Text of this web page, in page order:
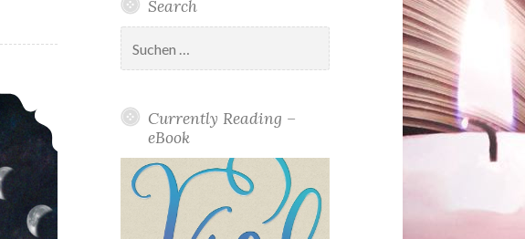
Search
nach:
Currently Reading –
eBook